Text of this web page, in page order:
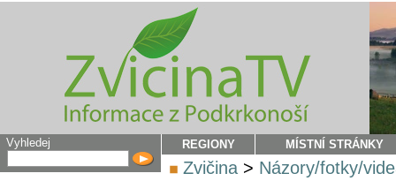
Vyhledej REGIONY MÍSTNÍ STRÁNKY
Zvičina > Názory/fotky/